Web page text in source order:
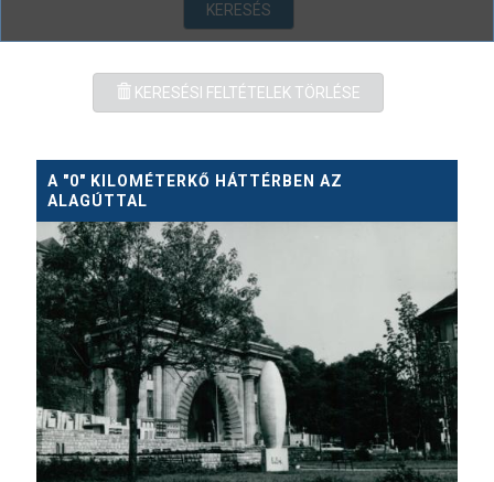
KERESÉS
KERESÉSI FELTÉTELEK TÖRLÉSE
A "0" KILOMÉTERKŐ HÁTTÉRBEN AZ
ALAGÚTTAL